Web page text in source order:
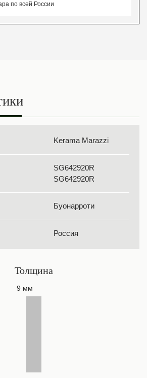
по всей России
Kerama Marazzi
SG642920R
SG642920R
Буонарроти
Россия
Толщина
9 мм